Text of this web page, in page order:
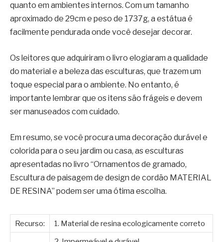
quanto em ambientes internos. Com um tamanho
aproximado de 29cm e peso de 1737g, a estátua é
facilmente pendurada onde você desejar decorar.
Os leitores que adquiriram o livro elogiaram a qualidade
do material e a beleza das esculturas, que trazem um
toque especial para o ambiente. No entanto, é
importante lembrar que os itens são frágeis e devem
ser manuseados com cuidado.
Em resumo, se você procura uma decoração durável e
colorida para o seu jardim ou casa, as esculturas
apresentadas no livro “Ornamentos de gramado,
Escultura de paisagem de design de cordão MATERIAL
DE RESINA” podem ser uma ótima escolha.
Recurso:
1. Material de resina ecologicamente correto